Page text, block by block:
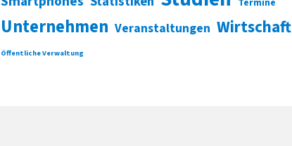
Unternehmen Veranstaltungen Wirtschaft
Öffentliche Verwaltung